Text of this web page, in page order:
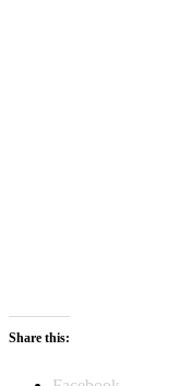
Share this: